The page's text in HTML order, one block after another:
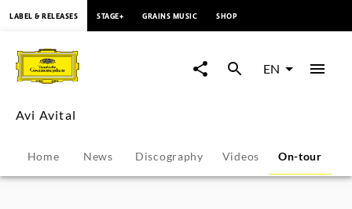
Avital
Tour
Dates
LABEL & RELEASES STAGE+ GRAINS MUSIC SHOP
EN
Avi Avital
Home News Discography Videos On-tour